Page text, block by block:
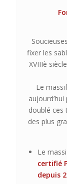
fixer les
XVIIIè
Le
aujourd’hui
doublé ces
des plus
Le
certifié
depuis